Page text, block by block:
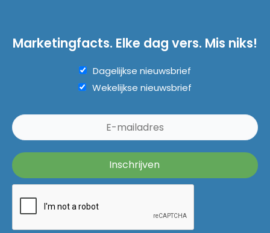
Marketingfacts. Elke dag vers. Mis niks!
Dagelijkse nieuwsbrief
Wekelijkse nieuwsbrief